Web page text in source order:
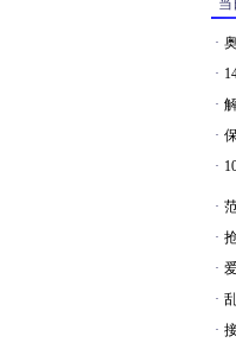
当
·
·
·
·
·
·
·
·
·
·